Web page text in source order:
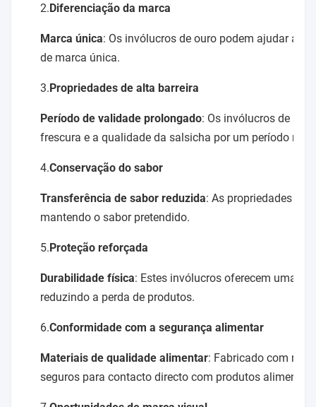
2.Diferenciação da marca
Marca única: Os invólucros de ouro podem ajudar a
de marca única.
3.Propriedades de alta barreira
Período de validade prolongado: Os invólucros de
frescura e a qualidade da salsicha por um período
4.Conservação do sabor
Transferência de sabor reduzida: As propriedades de
mantendo o sabor pretendido.
5.Proteção reforçada
Durabilidade física: Estes invólucros oferecem uma
reduzindo a perda de produtos.
6.Conformidade com a segurança alimentar
Materiais de qualidade alimentar: Fabricado com
seguros para contacto directo com produtos